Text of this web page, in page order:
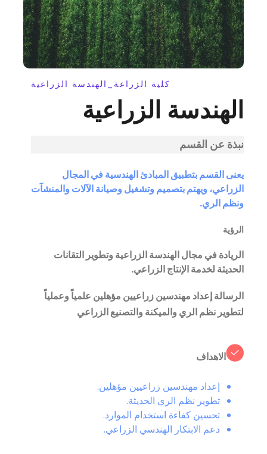
كلية الزراعة_الهندسة الزراعية
الهندسة الزراعية
نبذة عن القسم
يعنى القسم بتطبيق المبادئ الهندسية في المجال
الزراعي، ويهتم بتصميم وتشغيل وصيانة الآلات والمنشآت
ونظم الري.
الرؤية
الريادة في مجال الهندسة الزراعية وتطوير التقانات
الحديثة لخدمة الإنتاج الزراعي.
الرسالة إعداد مهندسين زراعيين مؤهلين علمياً وعملياً
لتطوير نظم الري والميكنة والتصنيع الزراعي
الاهداف
إعداد مهندسين زراعيين مؤهلين.
تطوير نظم الري الحديثة.
تحسين كفاءة استخدام الموارد.
دعم الابتكار الهندسي الزراعي.